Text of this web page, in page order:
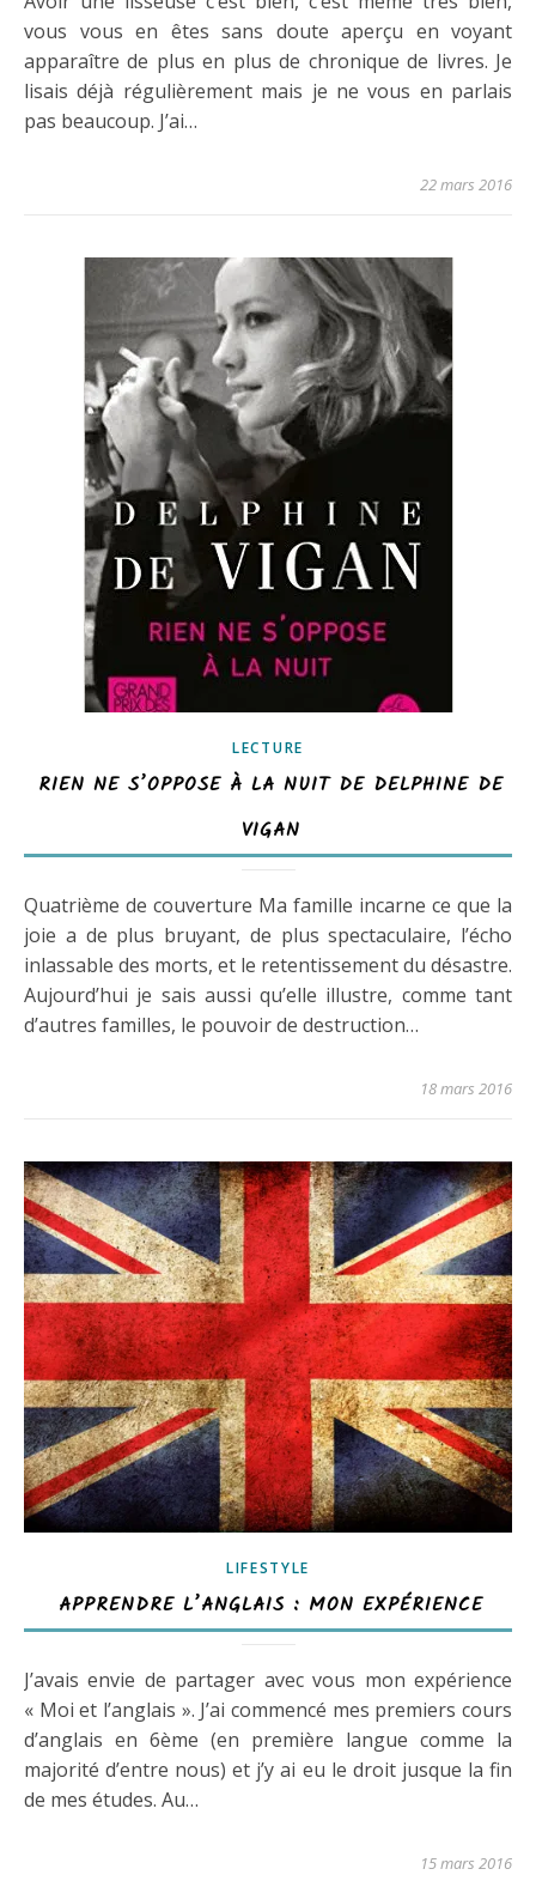
vous vous en êtes sans doute aperçu en voyant
apparaître de plus en plus de chronique de livres. Je
lisais déjà régulièrement mais je ne vous en parlais
pas beaucoup. J’ai…
22 mars 2016
LECTURE
RIEN NE S’OPPOSE À LA NUIT DE DELPHINE DE
VIGAN
Quatrième de couverture Ma famille incarne ce que la
joie a de plus bruyant, de plus spectaculaire, l’écho
inlassable des morts, et le retentissement du désastre.
Aujourd’hui je sais aussi qu’elle illustre, comme tant
d’autres familles, le pouvoir de destruction…
18 mars 2016
LIFESTYLE
APPRENDRE L’ANGLAIS : MON EXPÉRIENCE
J’avais envie de partager avec vous mon expérience
« Moi et l’anglais ». J’ai commencé mes premiers cours
d’anglais en 6ème (en première langue comme la
majorité d’entre nous) et j’y ai eu le droit jusque la fin
de mes études. Au…
15 mars 2016